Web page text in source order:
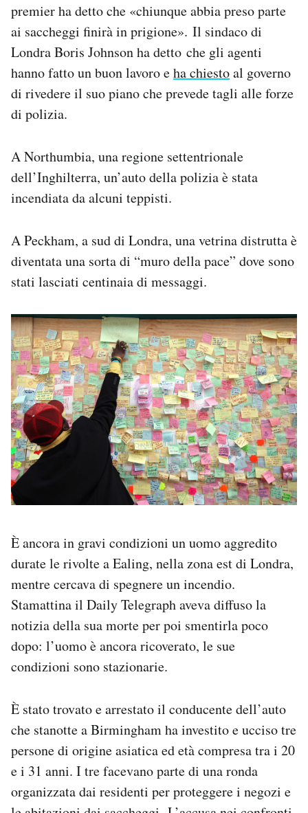
Area Personale
Newsletter
Notifiche mobile
Regala il Post
Hai bisogno di aiuto?
Esci
premier ha detto che «chiunque abbia preso parte
ai saccheggi finirà in prigione». Il sindaco di
Londra Boris Johnson ha detto che gli agenti
hanno fatto un buon lavoro eha chiestoal governo
di rivedere il suo piano che prevede tagli alle forze
di polizia.
A Northumbia, una regione settentrionale
dell’Inghilterra, un’auto della polizia è stata
incendiata da alcuni teppisti.
A Peckham, a sud di Londra, una vetrina distrutta è
diventata una sorta di “muro della pace” dove sono
stati lasciati centinaia di messaggi.
È ancora in gravi condizioni un uomo aggredito
durate le rivolte a Ealing, nella zona est di Londra,
mentre cercava di spegnere un incendio.
Stamattina il Daily Telegraph aveva diffuso la
notizia della sua morte per poi smentirla poco
dopo: l’uomo è ancora ricoverato, le sue
condizioni sono stazionarie.
È stato trovato e arrestato il conducente dell’auto
che stanotte a Birmingham ha investito e ucciso tre
persone di origine asiatica ed età compresa tra i 20
e i 31 anni. I tre facevano parte di una ronda
organizzata dai residenti per proteggere i negozi e